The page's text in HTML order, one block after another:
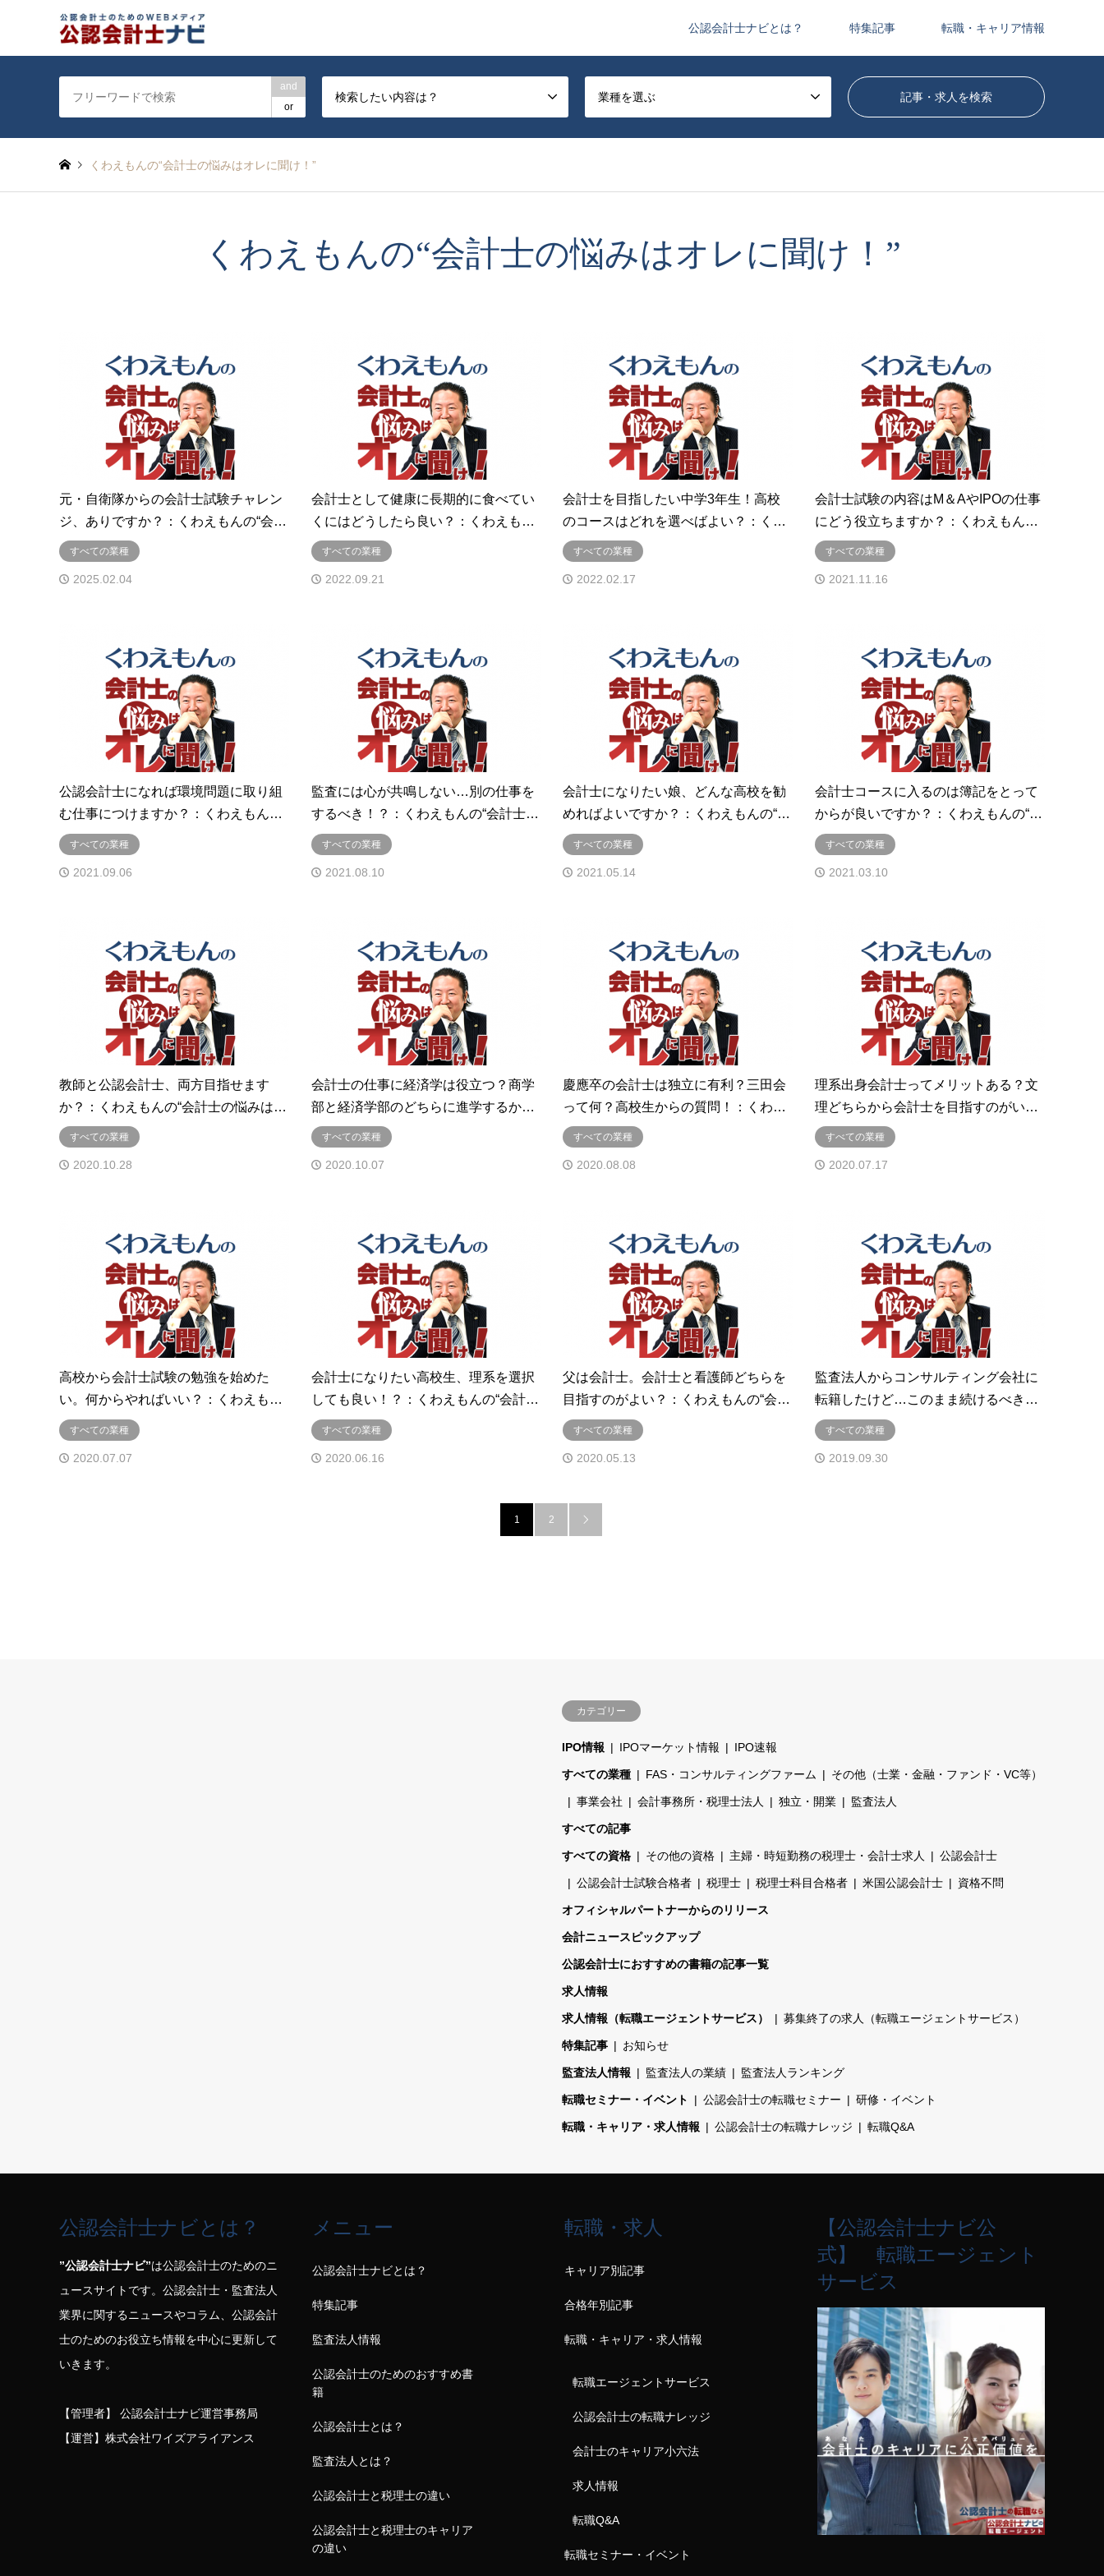
公認会計士ナビとは？ 特集記事 転職・キャリア情報
and
or
検索したい内容は？ 業種を選ぶ
くわえもんの“会計士の悩みはオレに聞け！”
くわえもんの“会計士の悩みはオレに聞け！”
元・自衛隊からの会計士試験チャレン
ジ、ありですか？：くわえもんの“会…
すべての業種
2025.02.04
会計士として健康に長期的に食べてい
くにはどうしたら良い？：くわえも…
すべての業種
2022.09.21
会計士を目指したい中学3年生！高校
のコースはどれを選べばよい？：く…
すべての業種
2022.02.17
会計士試験の内容はM＆AやIPOの仕事
にどう役立ちますか？：くわえもん…
すべての業種
2021.11.16
公認会計士になれば環境問題に取り組
む仕事につけますか？：くわえもん…
すべての業種
2021.09.06
監査には心が共鳴しない…別の仕事を
するべき！？：くわえもんの“会計士…
すべての業種
2021.08.10
会計士になりたい娘、どんな高校を勧
めればよいですか？：くわえもんの“…
すべての業種
2021.05.14
会計士コースに入るのは簿記をとって
からが良いですか？：くわえもんの“…
すべての業種
2021.03.10
教師と公認会計士、両方目指せます
か？：くわえもんの“会計士の悩みは…
すべての業種
2020.10.28
会計士の仕事に経済学は役立つ？商学
部と経済学部のどちらに進学するか…
すべての業種
2020.10.07
慶應卒の会計士は独立に有利？三田会
って何？高校生からの質問！：くわ…
すべての業種
2020.08.08
理系出身会計士ってメリットある？文
理どちらから会計士を目指すのがい…
すべての業種
2020.07.17
高校から会計士試験の勉強を始めた
い。何からやればいい？：くわえも…
すべての業種
2020.07.07
会計士になりたい高校生、理系を選択
しても良い！？：くわえもんの“会計…
すべての業種
2020.06.16
父は会計士。会計士と看護師どちらを
目指すのがよい？：くわえもんの“会…
すべての業種
2020.05.13
監査法人からコンサルティング会社に
転籍したけど…このまま続けるべき…
すべての業種
2019.09.30
1 2 
カテゴリー
IPO情報 IPOマーケット情報 IPO速報
すべての業種 FAS・コンサルティングファーム その他（士業・金融・ファンド・VC等）
事業会社 会計事務所・税理士法人 独立・開業 監査法人
すべての記事
すべての資格 その他の資格 主婦・時短勤務の税理士・会計士求人 公認会計士
公認会計士試験合格者 税理士 税理士科目合格者 米国公認会計士 資格不問
オフィシャルパートナーからのリリース
会計ニュースピックアップ
公認会計士におすすめの書籍の記事一覧
求人情報
求人情報（転職エージェントサービス） 募集終了の求人（転職エージェントサービス）
特集記事 お知らせ
監査法人情報 監査法人の業績 監査法人ランキング
転職セミナー・イベント 公認会計士の転職セミナー 研修・イベント
転職・キャリア・求人情報 公認会計士の転職ナレッジ 転職Q&A
公認会計士ナビとは？
”公認会計士ナビ”は公認会計士のためのニ
ュースサイトです。公認会計士・監査法人
業界に関するニュースやコラム、公認会計
士のためのお役立ち情報を中心に更新して
いきます。
【管理者】 公認会計士ナビ運営事務局
【運営】株式会社ワイズアライアンス
メニュー
公認会計士ナビとは？
特集記事
監査法人情報
公認会計士のためのおすすめ書
籍
公認会計士とは？
監査法人とは？
公認会計士と税理士の違い
公認会計士と税理士のキャリア
の違い
転職・求人
キャリア別記事
合格年別記事
転職・キャリア・求人情報
転職エージェントサービス
公認会計士の転職ナレッジ
会計士のキャリア小六法
求人情報
転職Q&A
転職セミナー・イベント
【公認会計士ナビ公
式】 転職エージェント
サービス